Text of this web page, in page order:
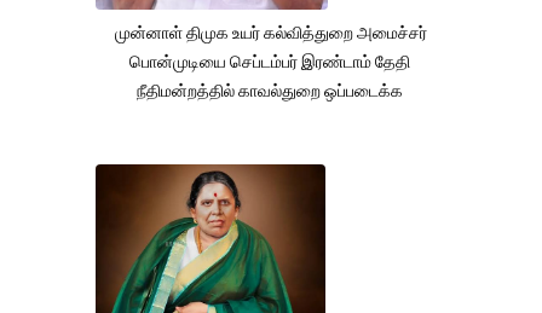
முன்னாள் திமுக உயர் கல்வித்துறை அமைச்சர்
பொன்முடியை செப்டம்பர் இரண்டாம் தேதி
நீதிமன்றத்தில் காவல்துறை ஒப்படைக்க